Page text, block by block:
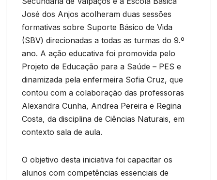
José dos Anjos acolheram duas sessões
formativas sobre Suporte Básico de Vida
(SBV) direcionadas a todas as turmas do 9.º
ano. A ação educativa foi promovida pelo
Projeto de Educação para a Saúde – PES e
dinamizada pela enfermeira Sofia Cruz, que
contou com a colaboração das professoras
Alexandra Cunha, Andrea Pereira e Regina
Costa, da disciplina de Ciências Naturais, em
contexto sala de aula.
O objetivo desta iniciativa foi capacitar os
alunos com competências essenciais de